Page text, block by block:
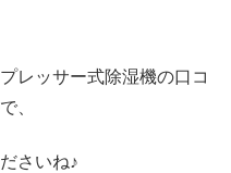
レッサー式除湿機の口コ
、
さいね♪